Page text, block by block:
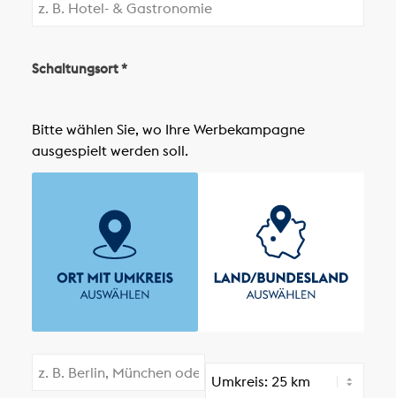
Schaltungsort *
Bitte wählen Sie, wo Ihre Werbekampagne
ausgespielt werden soll.